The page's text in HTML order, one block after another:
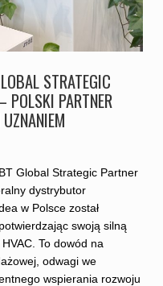
STRATEGIC
POLSKI PARTNER
Global Strategic Partner
dystrybutor
w Polsce został
swoją silną
To dowód na
odwagi we
wspierania rozwoju